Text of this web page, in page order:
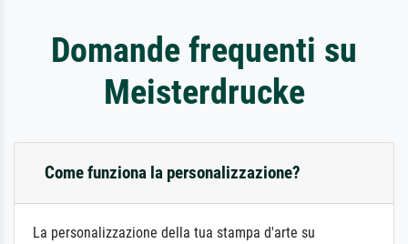
Domande frequenti su
Meisterdrucke
Come funziona la personalizzazione?
La personalizzazione della tua stampa d'arte su